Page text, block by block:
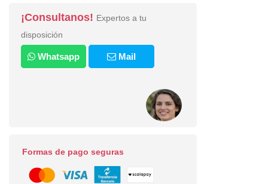
¡Consultanos! Expertos a tu
disposición
Whatsapp Mail
Formas de pago seguras